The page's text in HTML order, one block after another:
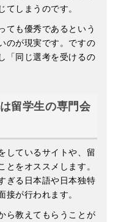
てしまうのです。
ても優秀であるという
のが現実です。ですの
「同じ選考を受けるの
留学生の専門会
しているサイトや、留
をオススメします。
ぎる日本語や日本独特
接が行われます。
ら教えてもらうことが